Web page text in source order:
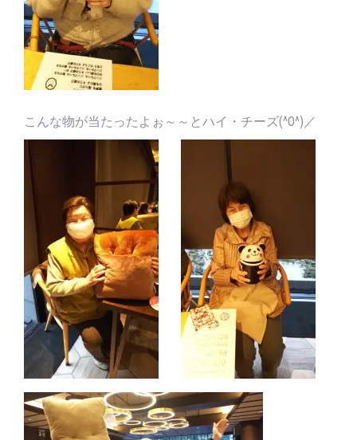
こんな物が当たったよぉ～～とハイ・チーズ(^O^)／